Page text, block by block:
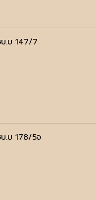
.บ 147/7
.บ 178/5จ